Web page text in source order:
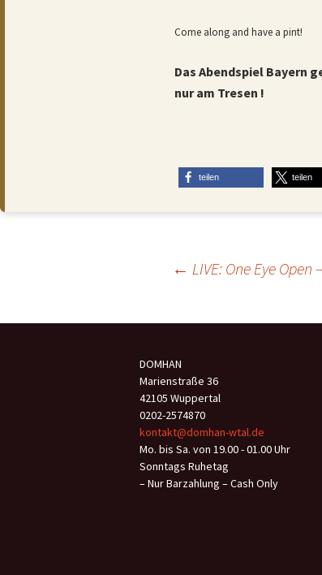
Come along and have a pint!
Das Abendspiel Bayern
nur am Tresen !
teilen teilen
← LIVE: One Eye
DOMHAN
Marienstraße 36
42105 Wuppertal
0202-2574870
kontakt@domhan-wtal.de
Mo. bis Sa. von 19.00 - 01.00 Uhr
Sonntags Ruhetag
– Nur Barzahlung – Cash Only